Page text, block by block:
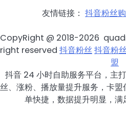
友情链接： 抖音粉丝
CopyRight @ 2018-2026
right reserved 抖音粉丝抖音粉
盟
抖音 24 小时自助服务平台，主
丝、涨粉、播放量提升服务，卡
单快捷，数据提升明显，满